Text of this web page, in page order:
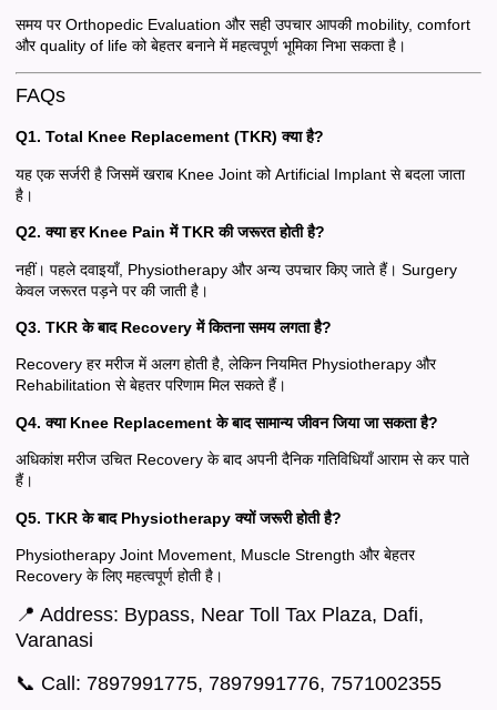
समय पर Orthopedic Evaluation और सही उपचार आपकी mobility, comfort
और quality of life को बेहतर बनाने में महत्वपूर्ण भूमिका निभा सकता है।
FAQs
Q1. Total Knee Replacement (TKR) क्या है?
यह एक सर्जरी है जिसमें खराब Knee Joint को Artificial Implant से बदला जाता
है।
Q2. क्या हर Knee Pain में TKR की जरूरत होती है?
नहीं। पहले दवाइयाँ, Physiotherapy और अन्य उपचार किए जाते हैं। Surgery
केवल जरूरत पड़ने पर की जाती है।
Q3. TKR के बाद Recovery में कितना समय लगता है?
Recovery हर मरीज में अलग होती है, लेकिन नियमित Physiotherapy और
Rehabilitation से बेहतर परिणाम मिल सकते हैं।
Q4. क्या Knee Replacement के बाद सामान्य जीवन जिया जा सकता है?
अधिकांश मरीज उचित Recovery के बाद अपनी दैनिक गतिविधियाँ आराम से कर पाते
हैं।
Q5. TKR के बाद Physiotherapy क्यों जरूरी होती है?
Physiotherapy Joint Movement, Muscle Strength और बेहतर
Recovery के लिए महत्वपूर्ण होती है।
📍 Address: Bypass, Near Toll Tax Plaza, Dafi,
Varanasi
📞 Call: 7897991775, 7897991776, 7571002355